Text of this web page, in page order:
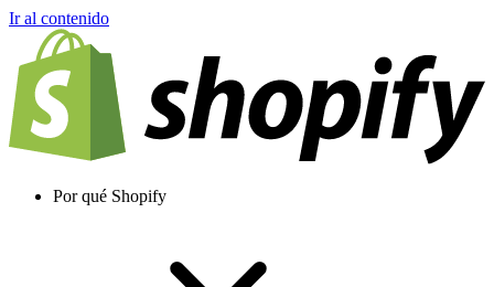
Ir al contenido
Por qué Shopify